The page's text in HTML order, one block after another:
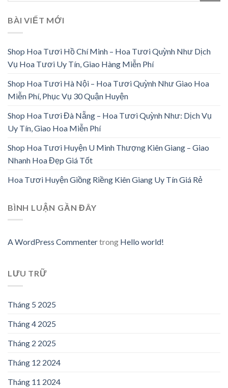
BÀI VIẾT MỚI
Shop Hoa Tươi Hồ Chí Minh – Hoa Tươi Quỳnh Như Dịch
Vụ Hoa Tươi Uy Tín, Giao Hàng Miễn Phí
Shop Hoa Tươi Hà Nội – Hoa Tươi Quỳnh Như Giao Hoa
Miễn Phí, Phục Vụ 30 Quận Huyện
Shop Hoa Tươi Đà Nẵng – Hoa Tươi Quỳnh Như: Dịch Vụ
Uy Tín, Giao Hoa Miễn Phí
Shop Hoa Tươi Huyện U Minh Thượng Kiên Giang – Giao
Nhanh Hoa Đẹp Giá Tốt
Hoa Tươi Huyện Giồng Riềng Kiên Giang Uy Tín Giá Rẻ
BÌNH LUẬN GẦN ĐÂY
A WordPress Commentertrong Hello world!
LƯU TRỮ
Tháng 5 2025
Tháng 4 2025
Tháng 2 2025
Tháng 12 2024
Tháng 11 2024